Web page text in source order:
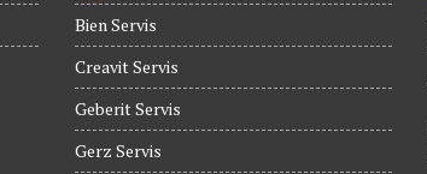
Bien Servis
Creavit Servis
Geberit Servis
Gerz Servis